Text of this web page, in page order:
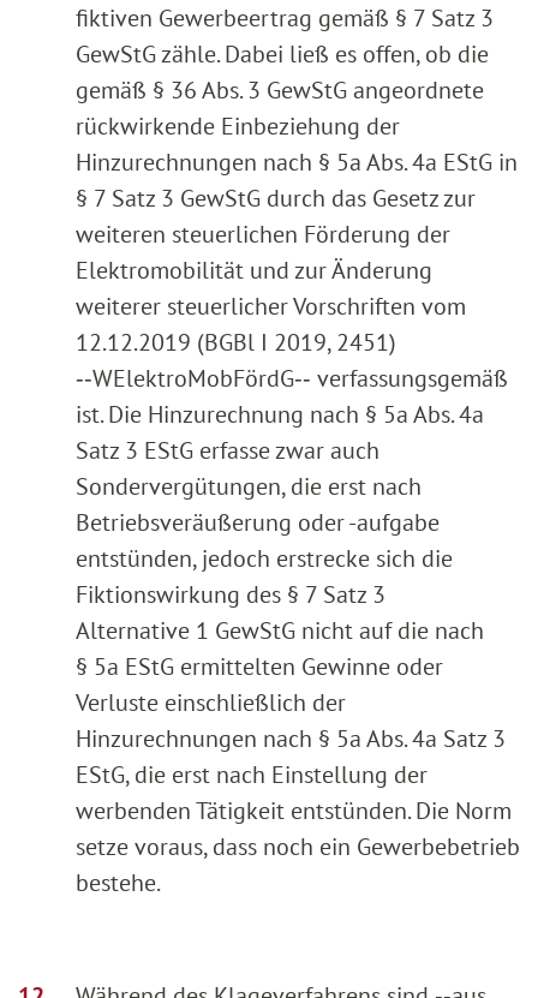
fiktiven Gewerbeertrag gemäß § 7 Satz 3
GewStG zähle. Dabei ließ es offen, ob die
gemäß § 36 Abs. 3 GewStG angeordnete
rückwirkende Einbeziehung der
Hinzurechnungen nach § 5a Abs. 4a EStG in
§ 7 Satz 3 GewStG durch das Gesetz zur
weiteren steuerlichen Förderung der
Elektromobilität und zur Änderung
weiterer steuerlicher Vorschriften vom
12.12.2019 (BGBl I 2019, 2451)
‑‑WElektroMobFördG‑‑ verfassungsgemäß
ist. Die Hinzurechnung nach § 5a Abs. 4a
Satz 3 EStG erfasse zwar auch
Sondervergütungen, die erst nach
Betriebsveräußerung oder -aufgabe
entstünden, jedoch erstrecke sich die
Fiktionswirkung des § 7 Satz 3
Alternative 1 GewStG nicht auf die nach
§ 5a EStG ermittelten Gewinne oder
Verluste einschließlich der
Hinzurechnungen nach § 5a Abs. 4a Satz 3
EStG, die erst nach Einstellung der
werbenden Tätigkeit entstünden. Die Norm
setze voraus, dass noch ein Gewerbebetrieb
bestehe.